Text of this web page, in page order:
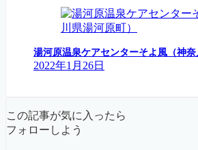
湯河原温泉ケアセンターそよ風（神奈
2022年1月26日
この記事が気に入ったら
フォローしよう